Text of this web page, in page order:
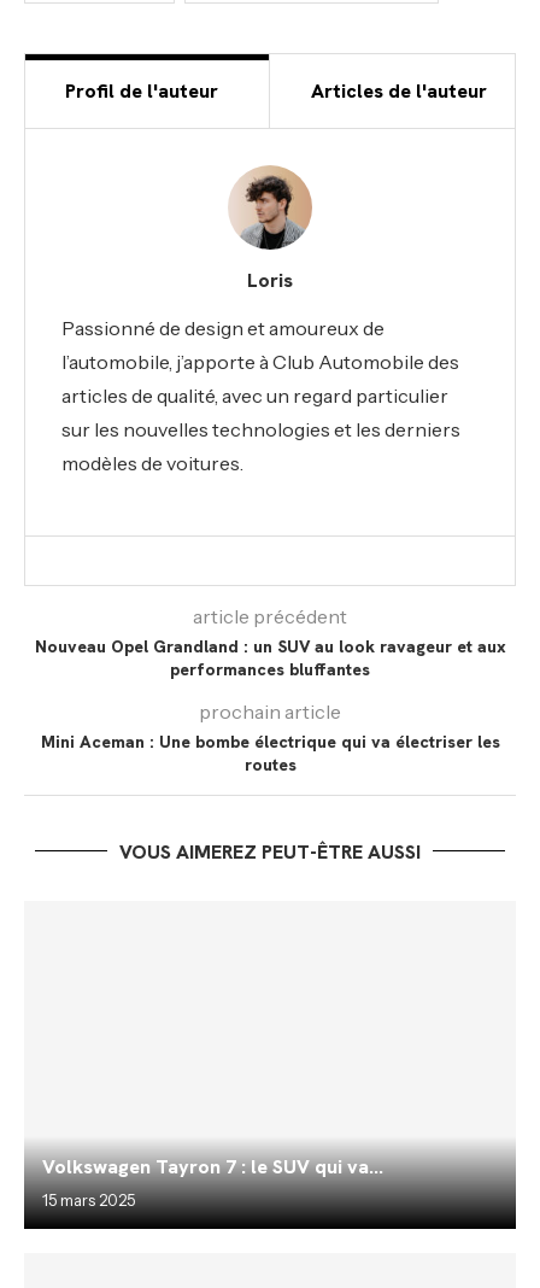
Profil de l'auteur Articles de l'auteur
Loris
Passionné de design et amoureux de
l’automobile, j’apporte à Club Automobile des
articles de qualité, avec un regard particulier
sur les nouvelles technologies et les derniers
modèles de voitures.
article précédent
Nouveau Opel Grandland : un SUV au look ravageur et aux
performances bluffantes
prochain article
Mini Aceman : Une bombe électrique qui va électriser les
routes
VOUS AIMEREZ PEUT-ÊTRE AUSSI
Volkswagen Tayron 7 : le SUV qui va...
15 mars 2025